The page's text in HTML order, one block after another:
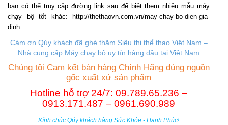
bạn có thể truy cập đường link sau để biêt them nhiều mẫu máy
chạy bộ tốt khác: http://thethaovn.com.vn/may-chay-bo-dien-gia-
dinh
Cám ơn Qúy khách đã ghé thăm Siêu thị thể thao Việt Nam –
Nhà cung cấp Máy chạy bộ uy tín hàng đầu tại Việt Nam
Chúng tôi Cam kết bán hàng Chính Hãng đúng nguồn
gốc xuất xứ sản phẩm
Hotline hỗ trợ 24/7: 09.789.65.236 –
0913.171.487 – 0961.690.989
Kính chúc Qúy khách hàng Sức Khỏe - Hạnh Phúc!